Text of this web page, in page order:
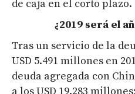
de caja en el corto plazo.
¿2019 será el
Tras un servicio de la
USD 5.491 millones en
deuda agregada con
a los USD 19.283